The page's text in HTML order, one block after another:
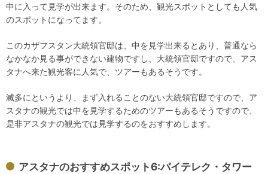
中に入って見学が出来ます。そのため、観光スポットとしても人気
のスポットになってます。
このカザフスタン大統領官邸は、中を見学出来るとあり、普通なら
なかなか見る事ができない建物ですし、大統領官邸ですので、アス
タナへ来た観光客に人気で、ツアーもあるそうです。
滅多にというより、まず入れることのない大統領官邸ですので、ア
スタナの観光では中を見学するためのツアーもあるそうですので、
是非アスタナの観光では見学するのをおすすめします。
アスタナのおすすめスポット6:バイテレク・タワー